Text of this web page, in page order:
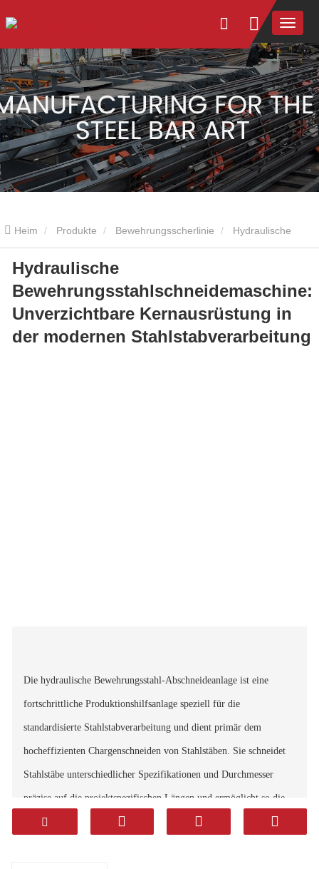
Heim Produkte Bewehrungsscherlinie
Bewehrungsstahlschneidemaschine: Unverzichtbare Kernausrüstung
in der modernen Stahlstabverarbeitung
Hydraulische
Bewehrungsstahlschneidemaschine:
Unverzichtbare Kernausrüstung in
der modernen Stahlstabverarbeitung
Die hydraulische Bewehrungsstahl-Abschneideanlage ist eine
fortschrittliche Produktionshilfsanlage speziell für die
standardisierte Stahlstabverarbeitung und dient primär dem
hocheffizienten Chargenschneiden von Stahlstäben. Sie schneidet
Stahlstäbe unterschiedlicher Spezifikationen und Durchmesser
präzise auf die projektspezifischen Längen und ermöglicht so die
problemlose Weiterverarbeitung zu nachfolgenden Prozessen wie